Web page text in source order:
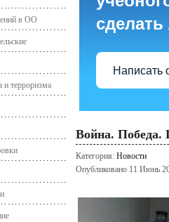
в ОО
и терроризма
Написать
Война. Победа.
Категория: Новости
Опубликовано 11 Июнь